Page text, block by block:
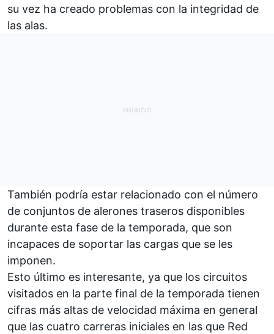
su vez ha creado problemas con la integridad de
las alas.
También podría estar relacionado con el número
de conjuntos de alerones traseros disponibles
durante esta fase de la temporada, que son
incapaces de soportar las cargas que se les
imponen.
Esto último es interesante, ya que los circuitos
visitados en la parte final de la temporada tienen
cifras más altas de velocidad máxima en general
que las cuatro carreras iniciales en las que Red